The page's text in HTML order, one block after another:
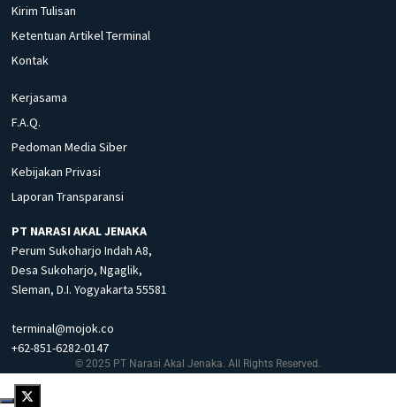
Kirim Tulisan
Ketentuan Artikel Terminal
Kontak
Kerjasama
F.A.Q.
Pedoman Media Siber
Kebijakan Privasi
Laporan Transparansi
PT NARASI AKAL JENAKA
Perum Sukoharjo Indah A8,
Desa Sukoharjo, Ngaglik,
Sleman, D.I. Yogyakarta 55581
terminal@mojok.co
+62-851-6282-0147
© 2025 PT Narasi Akal Jenaka. All Rights Reserved.